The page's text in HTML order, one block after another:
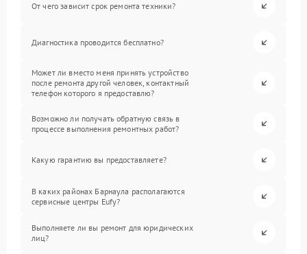
От чего зависит срок ремонта техники?
Диагностика проводится бесплатно?
Может ли вместо меня принять устройство
после ремонта другой человек, контактный
телефон которого я предоставлю?
Возможно ли получать обратную связь в
процессе выполнения ремонтных работ?
Какую гарантию вы предоставляете?
В каких районах Барнаула располагаются
сервисные центры Eufy?
Выполняете ли вы ремонт для юридических
лиц?